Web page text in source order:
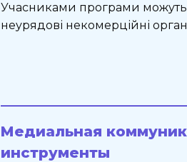
Учасниками програми можуть
неурядові некомерційні
Медиальная
инструменты